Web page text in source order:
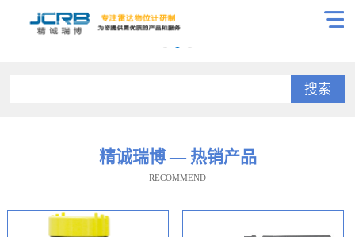
搜索
精诚瑞博 — 热销产品
RECOMMEND